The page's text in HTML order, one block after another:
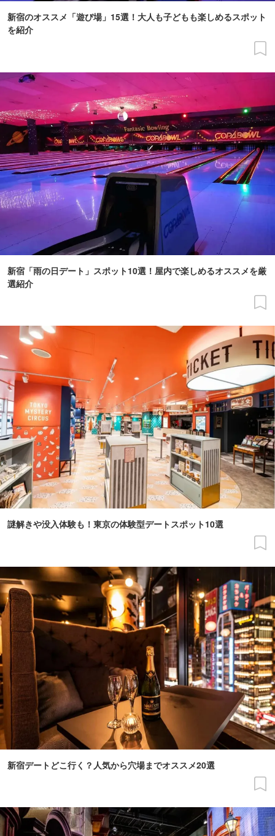
新宿のオススメ「遊び場」15選！大人も子どもも楽しめるスポット
を紹介
新宿「雨の日デート」スポット10選！屋内で楽しめるオススメを厳
選紹介
謎解きや没入体験も！東京の体験型デートスポット10選
新宿デートどこ行く？人気から穴場までオススメ20選